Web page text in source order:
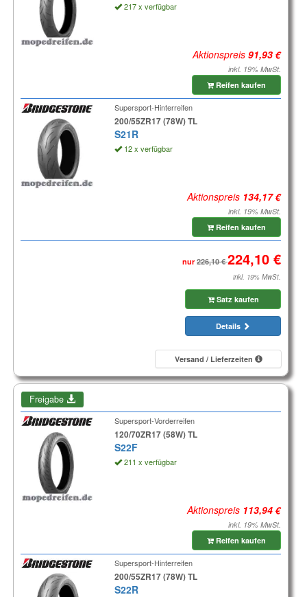
217 x verfügbar
Aktionspreis
inkl. 19% MwSt.
Reifen kaufen
Supersport-Hinterreifen
200/55ZR17 (78W) TL
S21R
12 x verfügbar
Aktionspreis
inkl. 19% MwSt.
Reifen kaufen
nur
inkl. 19% MwSt.
Satz kaufen
Details
Versand / Lieferzeiten
Freigabe
Supersport-Vorderreifen
120/70ZR17 (58W) TL
S22F
211 x verfügbar
Aktionspreis
inkl. 19% MwSt.
Reifen kaufen
Supersport-Hinterreifen
200/55ZR17 (78W) TL
S22R